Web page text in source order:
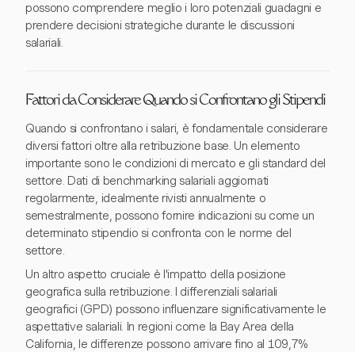
possono comprendere meglio i loro potenziali guadagni e
prendere decisioni strategiche durante le discussioni
salariali.
Fattori da Considerare Quando si Confrontano gli Stipendi
Quando si confrontano i salari, è fondamentale considerare
diversi fattori oltre alla retribuzione base. Un elemento
importante sono le condizioni di mercato e gli standard del
settore. Dati di benchmarking salariali aggiornati
regolarmente, idealmente rivisti annualmente o
semestralmente, possono fornire indicazioni su come un
determinato stipendio si confronta con le norme del
settore.
Un altro aspetto cruciale è l'impatto della posizione
geografica sulla retribuzione. I differenziali salariali
geografici (GPD) possono influenzare significativamente le
aspettative salariali. In regioni come la Bay Area della
California, le differenze possono arrivare fino al 109,7%